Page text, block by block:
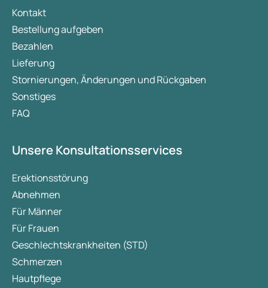
Kontakt
Bestellung aufgeben
Bezahlen
Lieferung
Stornierungen, Änderungen und Rückgaben
Sonstiges
FAQ
Unsere Konsultationsservices
Erektionsstörung
Abnehmen
Für Männer
Für Frauen
Geschlechtskrankheiten (STD)
Schmerzen
Hautpflege